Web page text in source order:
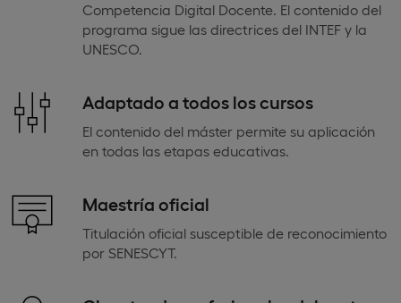
Competencia Digital Docente. El contenido del
programa sigue las directrices del INTEF y la
UNESCO.
Adaptado a todos los cursos
El contenido del máster permite su aplicación
en todas las etapas educativas.
Maestría oficial
Titulación oficial susceptible de reconocimiento
por SENESCYT.